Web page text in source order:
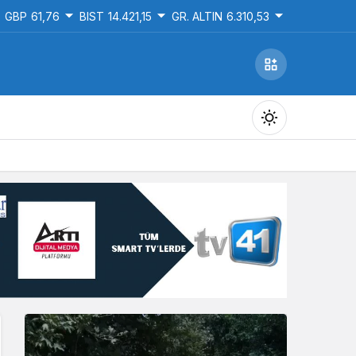
GBP 61,76 BIST 14.421,15 GR. ALTIN 6.310,53
Gündüz Modu
Gündüz modunu seçin.
Gece modunu seçin.